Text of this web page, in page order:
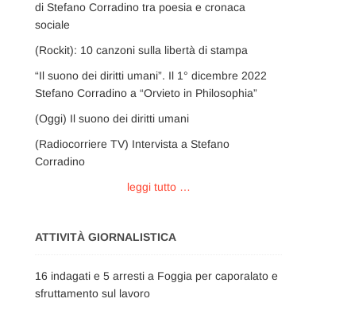
di Stefano Corradino tra poesia e cronaca
sociale
(Rockit): 10 canzoni sulla libertà di stampa
“Il suono dei diritti umani”. Il 1° dicembre 2022
Stefano Corradino a “Orvieto in Philosophia”
(Oggi) Il suono dei diritti umani
(Radiocorriere TV) Intervista a Stefano
Corradino
leggi tutto …
ATTIVITÀ GIORNALISTICA
16 indagati e 5 arresti a Foggia per caporalato e
sfruttamento sul lavoro